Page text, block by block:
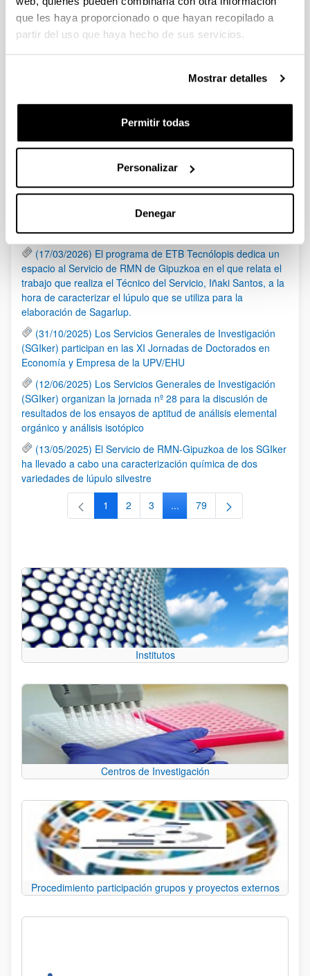
que les haya proporcionado o que hayan recopilado a
partir del uso que haya hecho de sus servicios.
Mostrar detalles
Permitir todas
Personalizar
Denegar
Convocatoria
IP: Angueira Buceta, Pablo
Documentos
(Abre una nueva ventana)
Convocatoria (Fecha de publicación:
Noticias
(SGIker) organizan una sesión sobre el uso responsable de
la IA en investigación, con la colaboración de Elsevier
(17/03/2026) El programa de ETB Tecnólopis dedica un
espacio al Servicio de RMN de Gipuzkoa en el que relata el
trabajo que realiza el Técnico del Servicio, Iñaki Santos, a la
hora de caracterizar el lúpulo que se utiliza para la
elaboración de Sagarlup.
(31/10/2025) Los Servicios Generales de Investigación
(SGIker) participan en las XI Jornadas de Doctorados en
Economía y Empresa de la UPV/EHU
(12/06/2025) Los Servicios Generales de Investigación
(SGIker) organizan la jornada nº 28 para la discusión de
resultados de los ensayos de aptitud de análisis elemental
orgánico y análisis isotópico
(13/05/2025) El Servicio de RMN-Gipuzkoa de los SGIker
ha llevado a cabo una caracterización química de dos
variedades de lúpulo silvestre
Página
1 Página
2 Página
3 ...Páginas intermedias Use TAB
Página
79
Institutos
Centros de Investigación
Procedimiento participación grupos y proyectos externos